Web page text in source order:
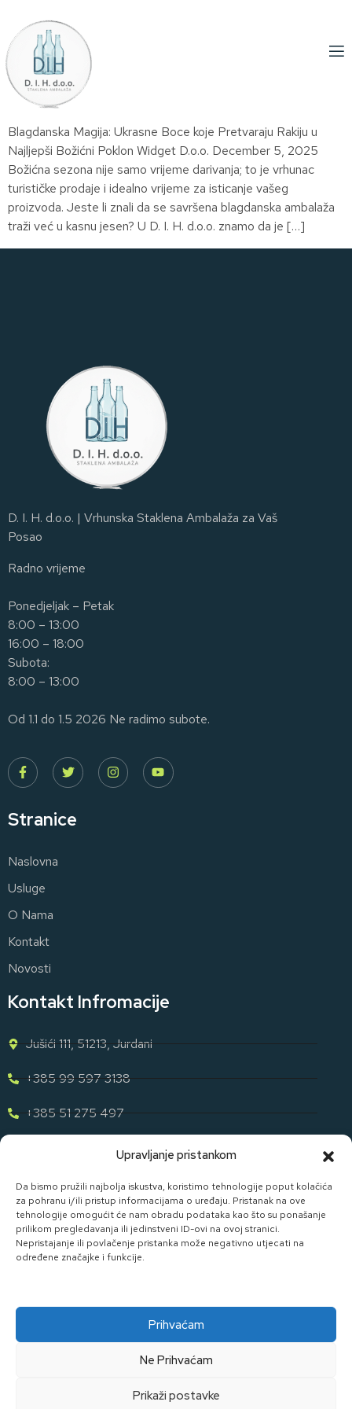
Upravljanje pristankom
Da bismo pružili najbolja iskustva, koristimo tehnologije poput kolačića
za pohranu i/ili pristup informacijama o uređaju. Pristanak na ove
tehnologije omogućit će nam obradu podataka kao što su ponašanje
prilikom pregledavanja ili jedinstveni ID-ovi na ovoj stranici.
Nepristajanje ili povlačenje pristanka može negativno utjecati na
određene značajke i funkcije.
Prihvaćam
Ne Prihvaćam
Prikaži postavke
Blagdanska Magija: Ukrasne Boce koje Pretvaraju Rakiju u
Najljepši Božićni Poklon Widget D.o.o. December 5, 2025
Božićna sezona nije samo vrijeme darivanja; to je vrhunac
turističke prodaje i idealno vrijeme za isticanje vašeg
proizvoda. Jeste li znali da se savršena blagdanska ambalaža
traži već u kasnu jesen? U D. I. H. d.o.o. znamo da je […]
D. I. H. d.o.o. | Vrhunska Staklena Ambalaža za Vaš
Posao
Radno vrijeme
Ponedjeljak – Petak
8:00 – 13:00
16:00 – 18:00
Subota:
8:00 – 13:00
Od 1.1 do 1.5 2026 Ne radimo subote.
Stranice
Naslovna
Usluge
O Nama
Kontakt
Novosti
Kontakt Infromacije
Jušići 111, 51213, Jurdani
+385 99 597 3138
+385 51 275 497
eugen.dih@gmail.com
Naša Ponuda
Otkrijte cijelu našu ponudu u svijetu staklene ambalaže uz D. I.
H.